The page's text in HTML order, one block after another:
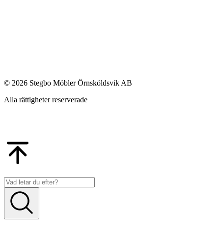
© 2026 Stegbo Möbler Örnsköldsvik AB
Alla rättigheter reserverade